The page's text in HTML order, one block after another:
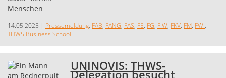
14.05.2025 | Pressemeldung, FAB, FANG, FAS, FE, FG, FIW, FKV, FM, FWI,
THWS Business School
UNINOVIS: THWS-
Delegation besucht